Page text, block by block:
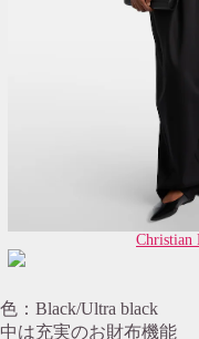
Christian
色：Black/Ultra black
中は充実のお財布機能